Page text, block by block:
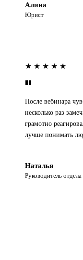
Алина
Юрист
★ ★ ★ ★ ★
После вебинара
несколько раз
грамотно
лучше понимать
Наталья
Руководитель отдела